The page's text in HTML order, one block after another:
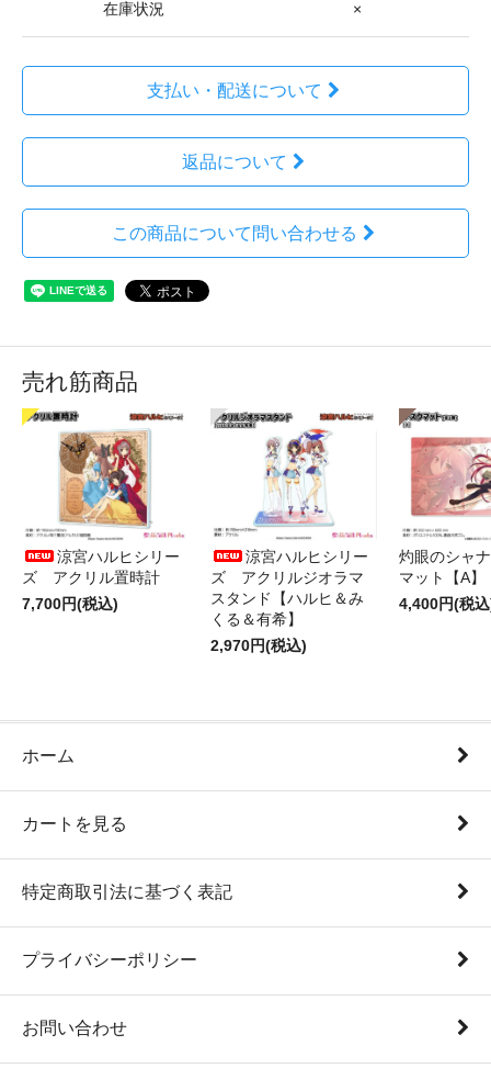
在庫状況 ×
支払い・配送について
返品について
この商品について問い合わせる
売れ筋商品
涼宮ハルヒシリー
ズ アクリル置時計
7,700円(税込)
涼宮ハルヒシリー
ズ アクリルジオラマ
スタンド【ハルヒ＆み
くる＆有希】
2,970円(税込)
灼眼のシャ
マット【A】
4,400円(税
ホーム
カートを見る
特定商取引法に基づく表記
プライバシーポリシー
お問い合わせ